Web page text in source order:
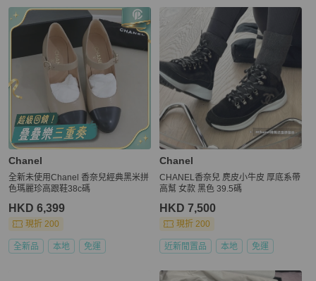
Chanel
全新未使用Chanel 香奈兒經典黑米拼
色瑪麗珍高跟鞋38c碼
HKD 6,399
現折 200
全新品 本地 免運
Chanel
CHANEL香奈兒 麂皮小牛皮 厚底系帶
高幫 女款 黑色 39.5碼
HKD 7,500
現折 200
近新閒置品 本地 免運